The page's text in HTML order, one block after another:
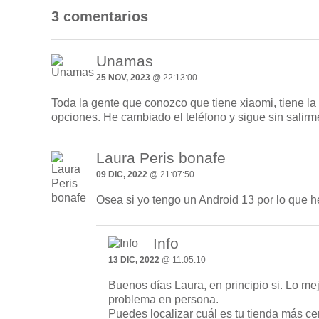
3 comentarios
Unamas
25 NOV, 2023 @ 22:13:00
Toda la gente que conozco que tiene xiaomi, tiene
opciones. He cambiado el teléfono y sigue sin
Laura Peris bonafe
09 DIC, 2022 @ 21:07:50
Osea si yo tengo un Android 13 por lo que
Info
13 DIC, 2022@ 11:05:10
Buenos días Laura, en principio si. Lo
problema en persona.
Puedes localizar cuál es tu tienda más